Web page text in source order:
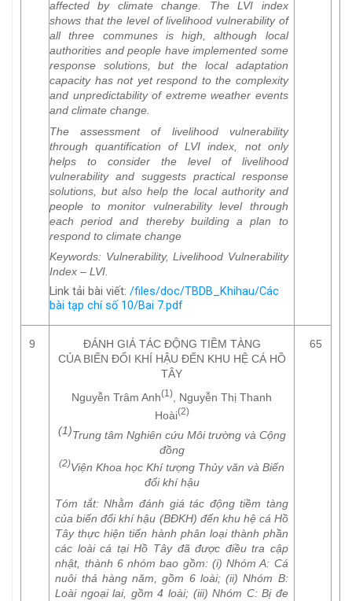
affected by climate change. The LVI index
shows that the level of livelihood vulnerability of
all three communes is high, although local
authorities and people have implemented some
response solutions, but the local adaptation
capacity has not yet respond to the complexity
and unpredictability of extreme weather events
and climate change.
The assessment of livelihood vulnerability
through quantification of LVI index, not only
helps to consider the level of livelihood
vulnerability and suggests practical response
solutions, but also help the local authority and
people to monitor vulnerability level through
each period and thereby building a plan to
respond to climate change
Keywords: Vulnerability, Livelihood Vulnerability
Index – LVI.
Link tải bài viết: /files/doc/TBDB_Khihau/Các
bài tạp chí số 10/Bai 7.pdf
9
ĐÁNH GIÁ TÁC ĐỘNG TIỀM TÀNG
CỦA BIẾN ĐỔI KHÍ HẬU ĐẾN KHU HỆ CÁ HỒ
TÂY
Nguyễn Trâm Anh(1)
, Nguyễn Thị Thanh
Hoài(2)
(1)Trung tâm Nghiên cứu Môi trường và Cộng
đồng
(2)Viện Khoa học Khí tượng Thủy văn và Biến
đổi khí hậu
Tóm tắt: Nhằm đánh giá tác động tiềm tàng
của biến đổi khí hậu (BĐKH) đến khu hệ cá Hồ
Tây thực hiện tiến hành phân loại thành phần
các loài cá tại Hồ Tây đã được điều tra cập
nhật, thành 6 nhóm bao gồm: (i) Nhóm A: Cá
nuôi thả hàng năm, gồm 6 loài; (ii) Nhóm B:
Loài ngoại lai, gồm 4 loài; (iii) Nhóm C: Bị đe
65